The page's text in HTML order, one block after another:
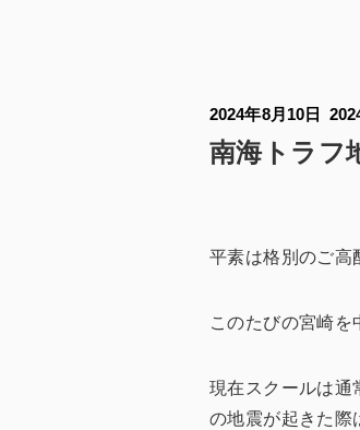
2024年8月10日
南海トラフ
平素は格別のご高
このたびの宮崎を
現在スクールは通
の地震が起きた際